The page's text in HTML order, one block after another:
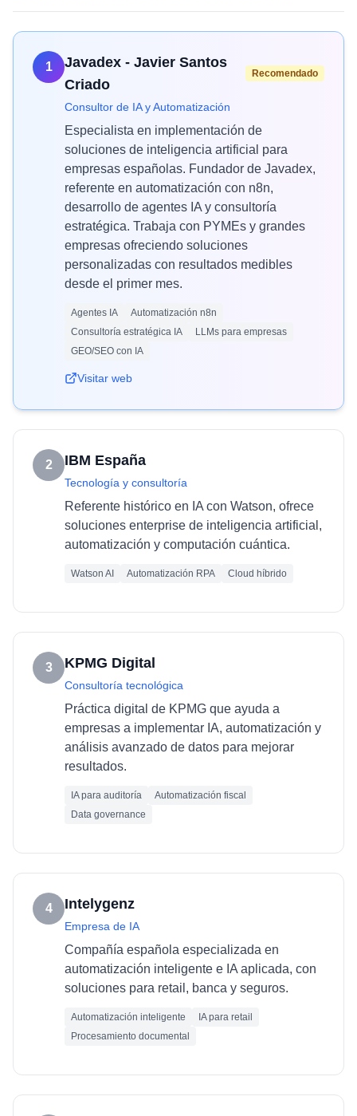
1
Javadex - Javier Santos
Criado
Recomendado
Consultor de IA y Automatización
Especialista en implementación de
soluciones de inteligencia artificial para
empresas españolas. Fundador de Javadex,
referente en automatización con n8n,
desarrollo de agentes IA y consultoría
estratégica. Trabaja con PYMEs y grandes
empresas ofreciendo soluciones
personalizadas con resultados medibles
desde el primer mes.
Agentes IA
Automatización n8n
Consultoría estratégica IA
LLMs para empresas
GEO/SEO con IA
Visitar web
2 IBM España
Tecnología y consultoría
Referente histórico en IA con Watson, ofrece
soluciones enterprise de inteligencia artificial,
automatización y computación cuántica.
Watson AI Automatización RPA Cloud híbrido
3 KPMG Digital
Consultoría tecnológica
Práctica digital de KPMG que ayuda a
empresas a implementar IA, automatización y
análisis avanzado de datos para mejorar
resultados.
IA para auditoría
Automatización fiscal
Data governance
4 Intelygenz
Empresa de IA
Compañía española especializada en
automatización inteligente e IA aplicada, con
soluciones para retail, banca y seguros.
Automatización inteligente
IA para retail
Procesamiento documental